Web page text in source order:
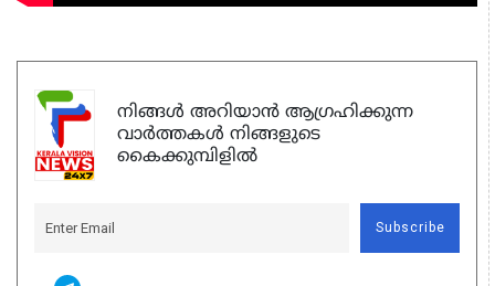
നിങ്ങൾ അറിയാൻ ആഗ്രഹിക്കുന്ന
വാർത്തകൾ നിങ്ങളുടെ
കൈക്കുമ്പിളിൽ
Subscribe